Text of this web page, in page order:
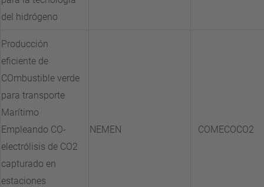
del hidrógeno
Producción
eficiente de
COmbustible verde
para transporte
Marítimo
Empleando CO-
electrólisis de CO2
capturado en
estaciones
NEMEN COMECOCO2